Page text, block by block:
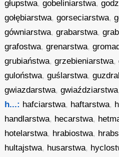
głupstwa,gobeliniarstwa,
gołębiarstwa,gorseciarstwa,
gówniarstwa,grabarstwa,
grafostwa,grenarstwa,
grubiaństwa,grzebieniarstwa,
guloństwa,guślarstwa,
gwiazdarstwa,gwiaździarstwa
h...: hafciarstwa, haftarstwa,
handlarstwa, hecarstwa,
hotelarstwa, hrabiostwa,
hultajstwa, husarstwa,